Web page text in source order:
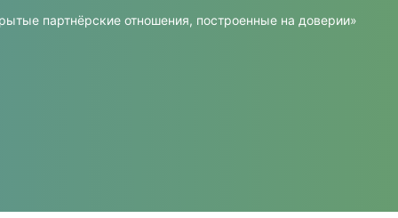
партнёрские отношения, построенные на доверии»